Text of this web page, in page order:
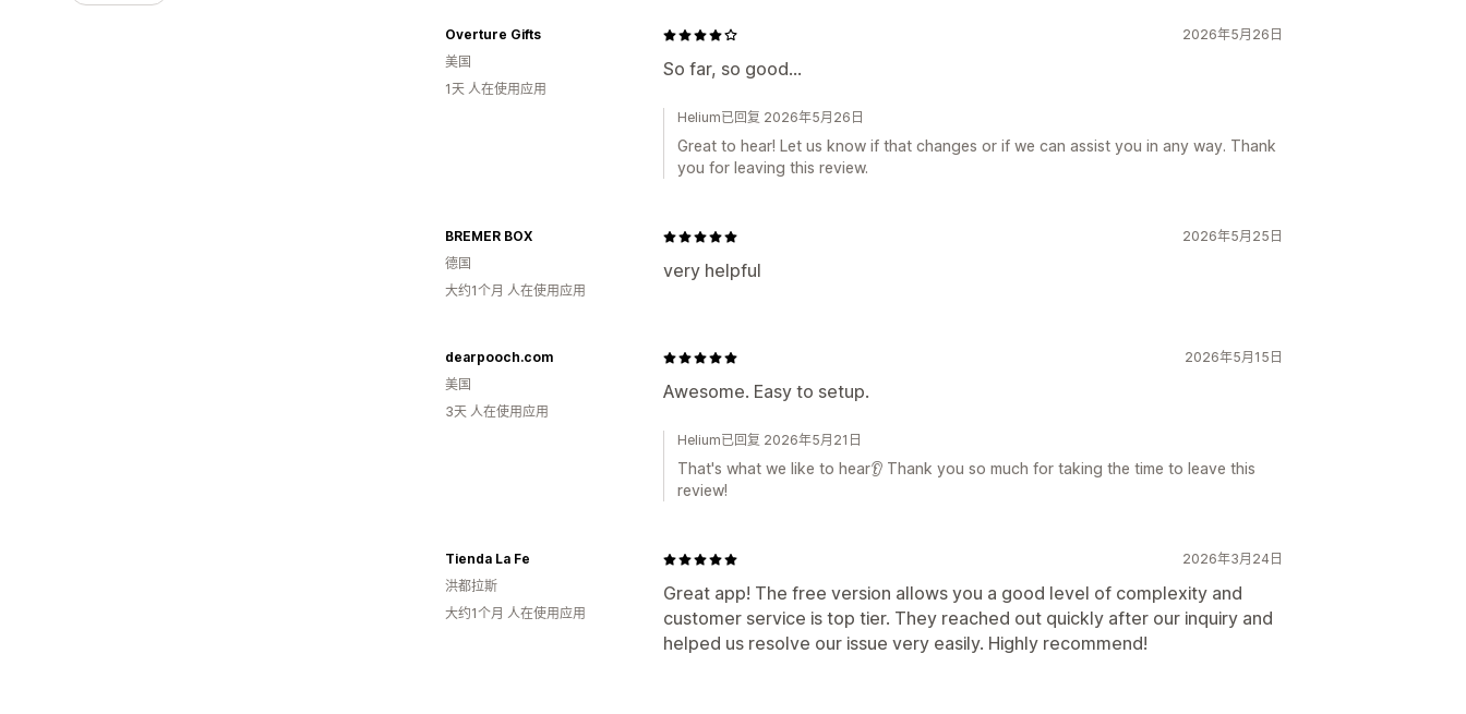
2026年5月26日
So far, so good…
Overture Gifts
美国
1天 人在使用应用
Helium已回复 2026年5月26日
Great to hear! Let us know if that changes or if we can assist you in any way. Thank
you for leaving this review.
2026年5月25日
very helpful
BREMER BOX
德国
大约1个月 人在使用应用
2026年5月15日
Awesome. Easy to setup.
dearpooch.com
美国
3天 人在使用应用
Helium已回复 2026年5月21日
That's what we like to hear👂 Thank you so much for taking the time to leave this
review!
2026年3月24日
Great app! The free version allows you a good level of complexity and
customer service is top tier. They reached out quickly after our inquiry and
helped us resolve our issue very easily. Highly recommend!
Tienda La Fe
洪都拉斯
大约1个月 人在使用应用